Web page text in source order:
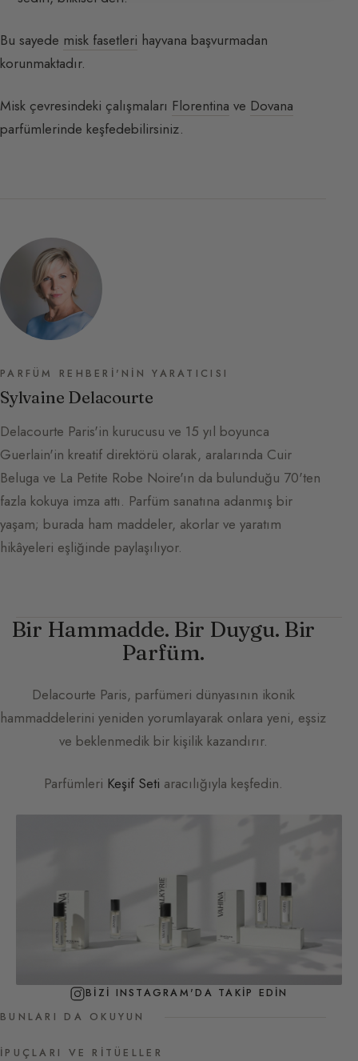
Bu sayede misk fasetleri hayvana başvurmadan
korunmaktadır.
Misk çevresindeki çalışmaları Florentina ve Dovana
parfümlerinde keşfedebilirsiniz.
PARFÜM REHBERI'NIN YARATICISI
Sylvaine Delacourte
Delacourte Paris'in kurucusu ve 15 yıl boyunca
Guerlain'in kreatif direktörü olarak, aralarında Cuir
Beluga ve La Petite Robe Noire'ın da bulunduğu 70'ten
fazla kokuya imza attı. Parfüm sanatına adanmış bir
yaşam; burada ham maddeler, akorlar ve yaratım
hikâyeleri eşliğinde paylaşılıyor.
Bir Hammadde. Bir Duygu. Bir
Parfüm.
Delacourte Paris, parfümeri dünyasının ikonik
hammaddelerini yeniden yorumlayarak onlara yeni, eşsiz
ve beklenmedik bir kişilik kazandırır.
Parfümleri Keşif Seti aracılığıyla keşfedin.
BIZI INSTAGRAM'DA TAKIP EDIN
BUNLARI DA OKUYUN
İPUÇLARI VE RITÜELLER